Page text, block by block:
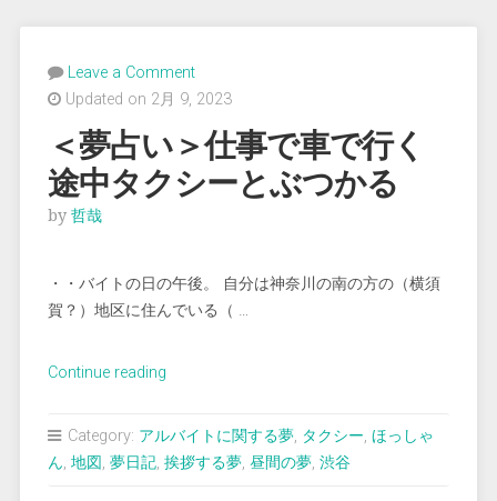
Leave a Comment
Updated on 2月 9, 2023
＜夢占い＞仕事で車で行く
途中タクシーとぶつかる
by 哲哉
・・バイトの日の午後。 自分は神奈川の南の方の（横須
賀？）地区に住んでいる（ …
Continue reading“＜
い
Category: アルバイトに関する夢, タクシー, ほっしゃ
ん, 地図, 夢日記, 挨拶する夢, 昼間の夢, 渋谷